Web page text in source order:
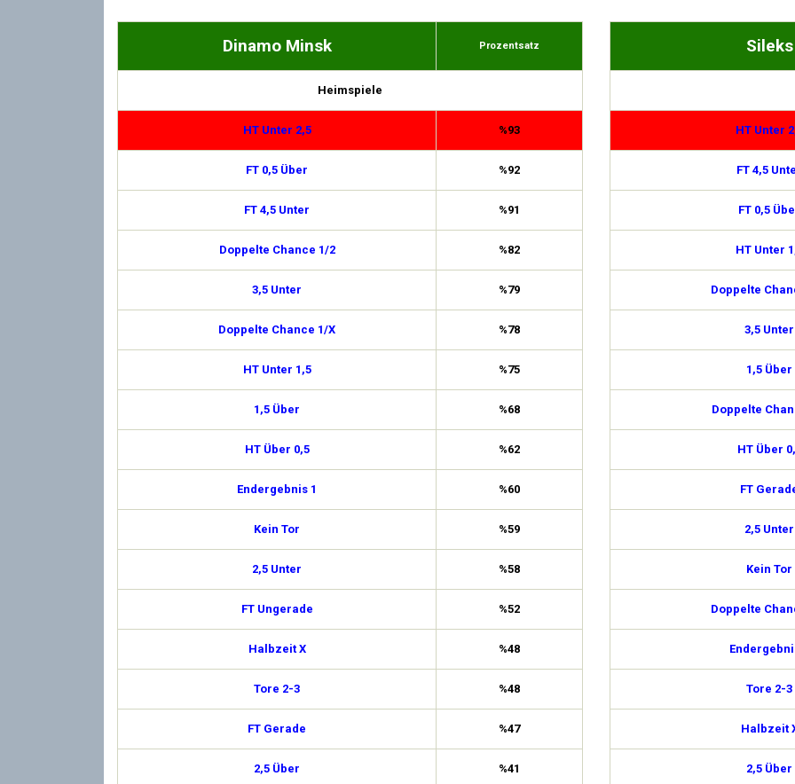
Dinamo Minsk Prozentsatz
Heimspiele
HT Unter 2,5 %93
FT 0,5 Über %92
FT 4,5 Unter %91
Doppelte Chance 1/2 %82
3,5 Unter %79
Doppelte Chance 1/X %78
HT Unter 1,5 %75
1,5 Über %68
HT Über 0,5 %62
Endergebnis 1 %60
Kein Tor %59
2,5 Unter %58
FT Ungerade %52
Halbzeit X %48
Tore 2-3 %48
FT Gerade %47
2,5 Über %41
Sileks
HT Unter
FT 4,5
FT 0,5
HT Unter
Doppelte
3,5 Unter
1,5 Über
Doppelte
HT Über
FT
2,5 Unter
Kein Tor
Doppelte
Tore 2-3
Halbzeit
2,5 Über